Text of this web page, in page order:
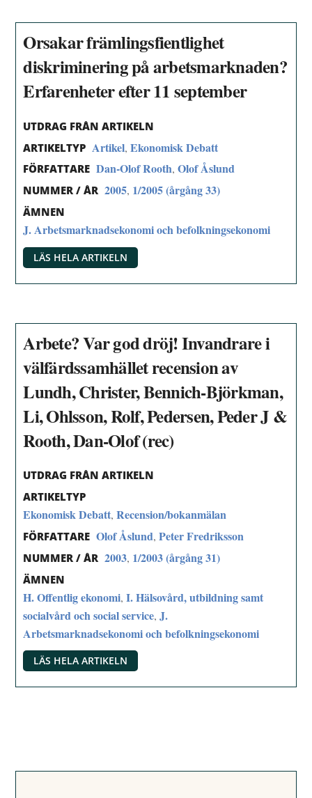
Orsakar främlingsfientlighet
diskriminering på arbetsmarknaden?
Erfarenheter efter 11 september
UTDRAG FRÅN ARTIKELN
ARTIKELTYP Artikel,Ekonomisk Debatt
FÖRFATTARE Dan-Olof Rooth,Olof Åslund
NUMMER / ÅR 2005, 1/2005 (årgång 33)
ÄMNEN
J. Arbetsmarknadsekonomi och befolkningsekonomi
LÄS HELA ARTIKELN
Arbete? Var god dröj! Invandrare i
välfärdssamhället recension av
Lundh, Christer, Bennich-Björkman,
Li, Ohlsson, Rolf, Pedersen, Peder J &
Rooth, Dan-Olof (rec)
UTDRAG FRÅN ARTIKELN
ARTIKELTYP
Ekonomisk Debatt,Recension/bokanmälan
FÖRFATTARE Olof Åslund,Peter Fredriksson
NUMMER / ÅR 2003, 1/2003 (årgång 31)
ÄMNEN
H. Offentlig ekonomi,I. Hälsovård, utbildning samt
socialvård och social service,J.
Arbetsmarknadsekonomi och befolkningsekonomi
LÄS HELA ARTIKELN